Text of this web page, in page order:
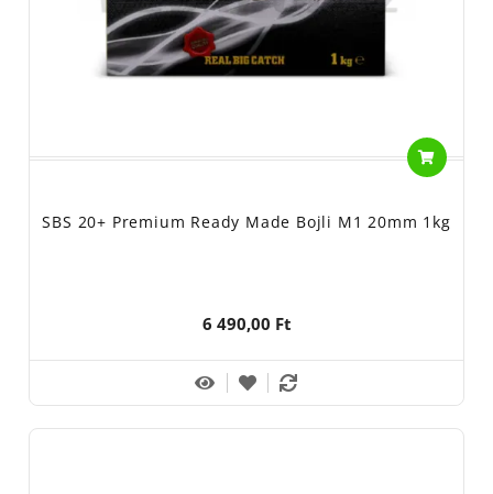
SBS 20+ Premium Ready Made Bojli M1 20mm 1kg
6 490,00 Ft